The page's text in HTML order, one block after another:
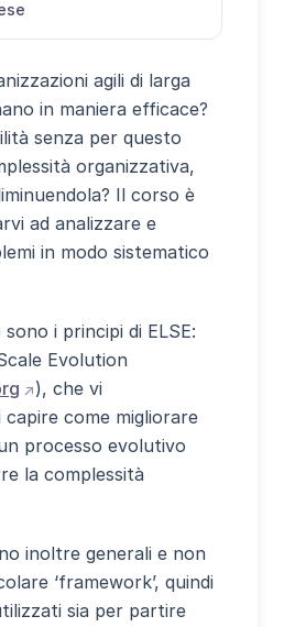
agili di larga
in maniera efficace?
senza per questo
organizzativa,
Il corso è
ad analizzare e
in modo sistematico
i principi di ELSE:
Evolution
(apre sito esterno in nuova
), che vi
come migliorare
processo evolutivo
la complessità
inoltre generali e non
‘framework’, quindi
sia per partire